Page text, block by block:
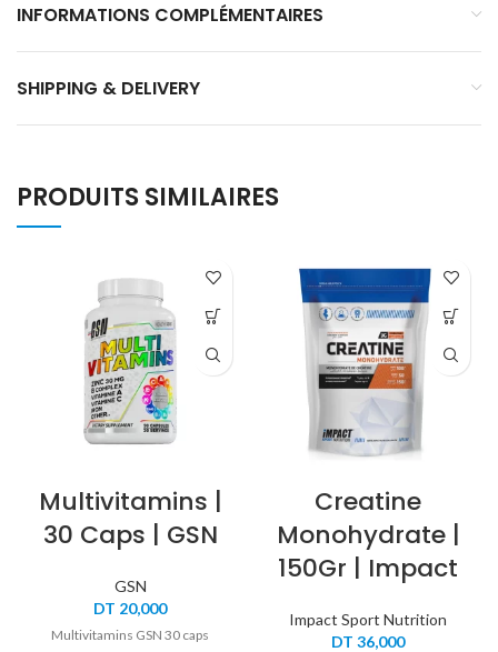
INFORMATIONS COMPLÉMENTAIRES
SHIPPING & DELIVERY
PRODUITS SIMILAIRES
Multivitamins |
30 Caps | GSN
GSN
DT 20,000
Multivitamins GSN 30 caps
Creatine
Monohydrate |
150Gr | Impact
Impact Sport Nutrition
DT 36,000